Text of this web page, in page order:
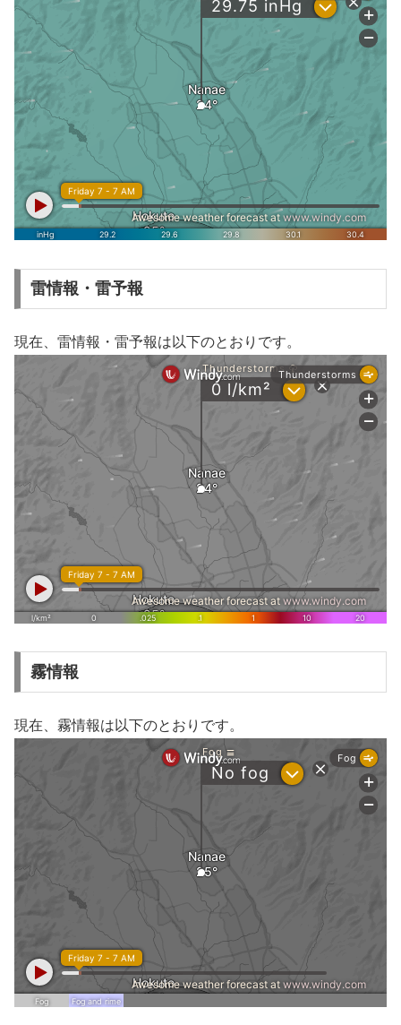
雷情報・雷予報
現在、雷情報・雷予報は以下のとおりです。
霧情報
現在、霧情報は以下のとおりです。